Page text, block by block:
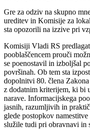
Gre za odziv na skupno
ureditev in Komisije za
sta opozorili na izzive pri
Komisiji Vladi RS
pooblaščencem prouči
se poenostavil in izboljšal
površinah. Ob tem sta
dopolnitvi 80. člena
z dodatnim kriterijem, ki bi
narave. Informacijskega
jasnih, razumljivih in
glede postopkov
služile tudi pri obravnavi in